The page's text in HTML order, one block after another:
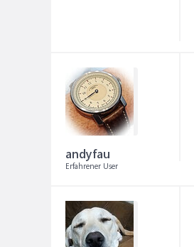
andyfau
Erfahrener User